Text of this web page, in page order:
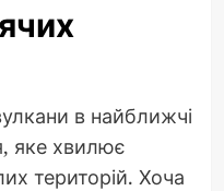
в найближчі
яке хвилює
територій. Хоча